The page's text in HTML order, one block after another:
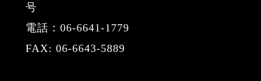
号
電話：06-6641-1779
FAX: 06-6643-5889